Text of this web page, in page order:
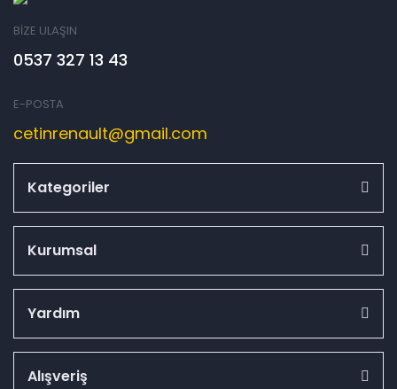
BİZE ULAŞIN
0537 327 13 43
E-POSTA
cetinrenault@gmail.com
Kategoriler
Kurumsal
Yardım
Alışveriş